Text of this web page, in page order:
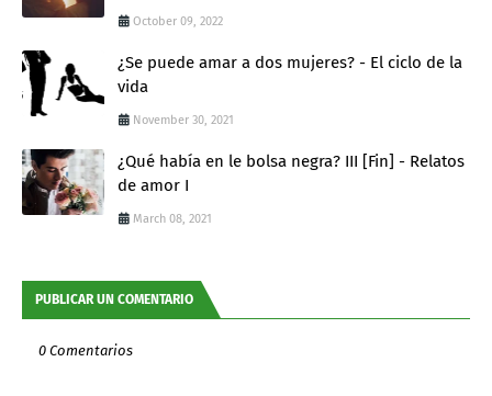
October 09, 2022
¿Se puede amar a dos mujeres? - El ciclo de la
vida
November 30, 2021
¿Qué había en le bolsa negra? III [Fin] - Relatos
de amor I
March 08, 2021
PUBLICAR UN COMENTARIO
0 Comentarios